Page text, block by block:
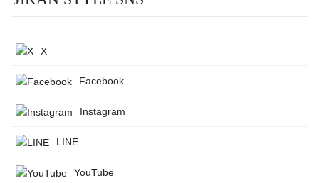
X
Facebook
Instagram
LINE
YouTube